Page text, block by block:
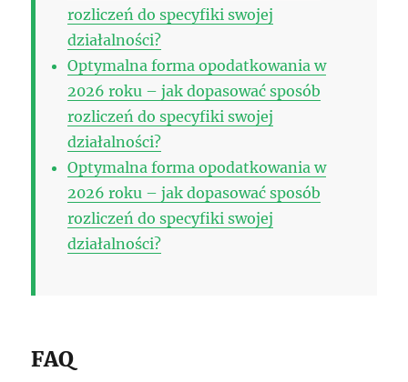
rozliczeń do specyfiki swojej
działalności?
Optymalna forma opodatkowania w
2026 roku – jak dopasować sposób
rozliczeń do specyfiki swojej
działalności?
Optymalna forma opodatkowania w
2026 roku – jak dopasować sposób
rozliczeń do specyfiki swojej
działalności?
FAQ